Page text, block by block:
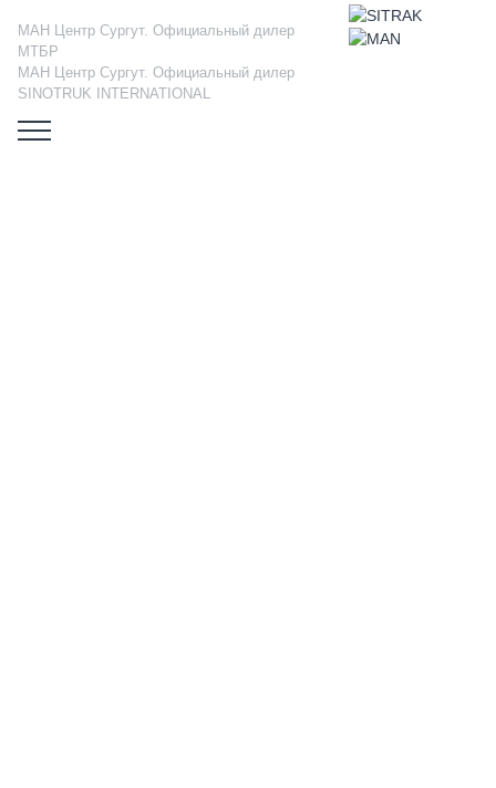
МАН Центр Сургут. Официальный дилер
МТБР
МАН Центр Сургут. Официальный дилер
SINOTRUK INTERNATIONAL